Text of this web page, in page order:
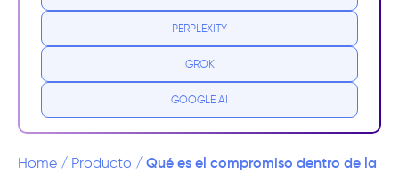
¿Qué afecta al compromiso in-app?
dentro de la aplicación?
aplicación
PERPLEXITY
GROK
GOOGLE AI
Home / Producto / Qué es el compromiso dentro de la